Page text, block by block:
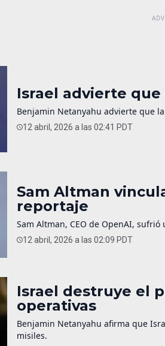
Israel advierte
Benjamin Netanyahu advierte que
12 abril, 2026 a las 02:41 PDT
Sam Altman
reportaje
Sam Altman, CEO de OpenAI,
12 abril, 2026 a las 02:09 PDT
Israel destruye el
operativas
Benjamin Netanyahu afirma que
misiles.